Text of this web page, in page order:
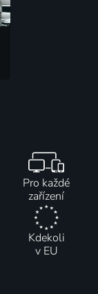
Pro každé
zařízení
Kdekoli
v EU